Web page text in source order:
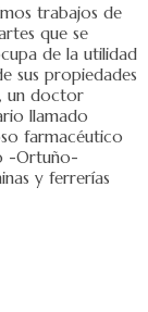
trabajos de
que se
de la utilidad
sus propiedades
un doctor
llamado
farmacéutico
-Ortuño-
y ferrerías